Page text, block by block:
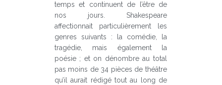
temps et continuent de l’être de
nos jours. Shakespeare
affectionnait particulièrement les
genres suivants : la comédie, la
tragédie, mais également la
poésie ; et on dénombre au total
pas moins de 34 pièces de théâtre
qu’il aurait rédigé tout au long de